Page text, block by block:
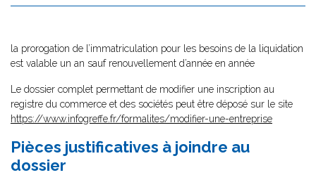
la prorogation de l’immatriculation pour les besoins de la liquidation
est valable un an sauf renouvellement d’année en année
Le dossier complet permettant de modifier une inscription au
registre du commerce et des sociétés peut être déposé sur le site
https://www.infogreffe.fr/formalites/modifier-une-entreprise
Pièces justificatives à joindre au
dossier